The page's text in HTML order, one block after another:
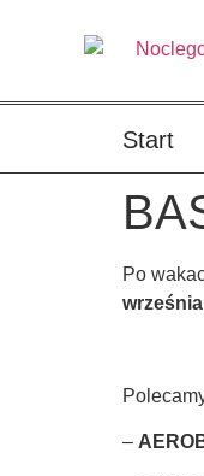
Start
Po
września
–